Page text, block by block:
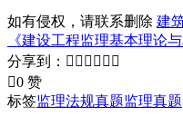
如有侵权，请联系删除 建
《建设工程监理基本理论
分享到：      
0 赞
标签监理法规真题监理真题